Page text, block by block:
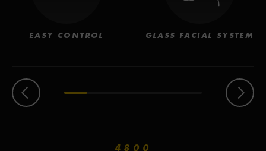
EASY CONTROL GLASS FACIAL SYSTEM
4800